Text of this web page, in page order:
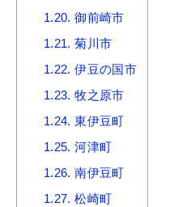
1.20. 御前崎市
1.21. 菊川市
1.22. 伊豆の国市
1.23. 牧之原市
1.24. 東伊豆町
1.25. 河津町
1.26. 南伊豆町
1.27. 松崎町